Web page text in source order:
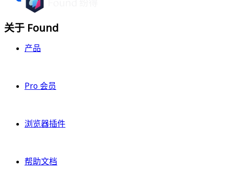
关于 Found
产品
Pro 会员
浏览器插件
帮助文档